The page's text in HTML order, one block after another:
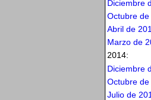
Diciembre
Octubre
Abril de
Marzo de
2014:
Diciembre
Octubre
Julio de